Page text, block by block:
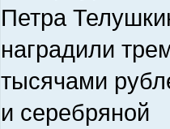
Петра
наградили
тысячами
и серебряной